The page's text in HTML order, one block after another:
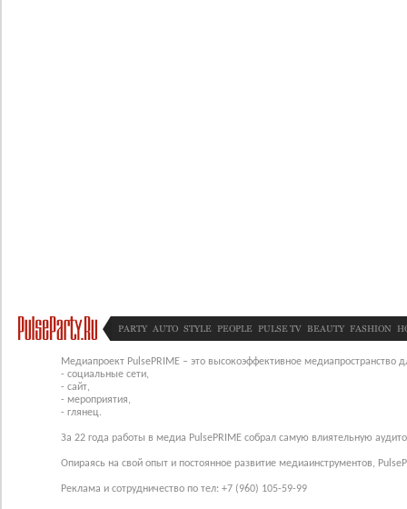
PARTY AUTO STYLE PEOPLE PULSE TV BEAUTY FASHION
Медиапроект PulsePRIME – это высокоэффективное медиапространство
- социальные сети,
- сайт,
- мероприятия,
- глянец.
За 22 года работы в медиа PulsePRIME собрал самую влиятельную
Опираясь на свой опыт и постоянное развитие медиаинструментов,
Реклама и сотрудничество по тел: +7 (960) 105-59-99